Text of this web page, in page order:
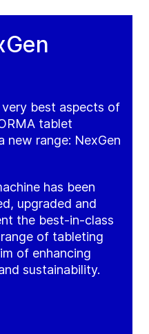
best aspects of
tablet
new range: NexGen
has been
upgraded and
the best-in-class
of tableting
of enhancing
sustainability.